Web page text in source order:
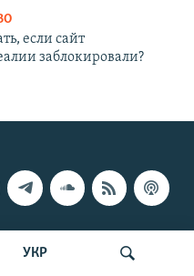
УКР
если сайт
заблокировали?